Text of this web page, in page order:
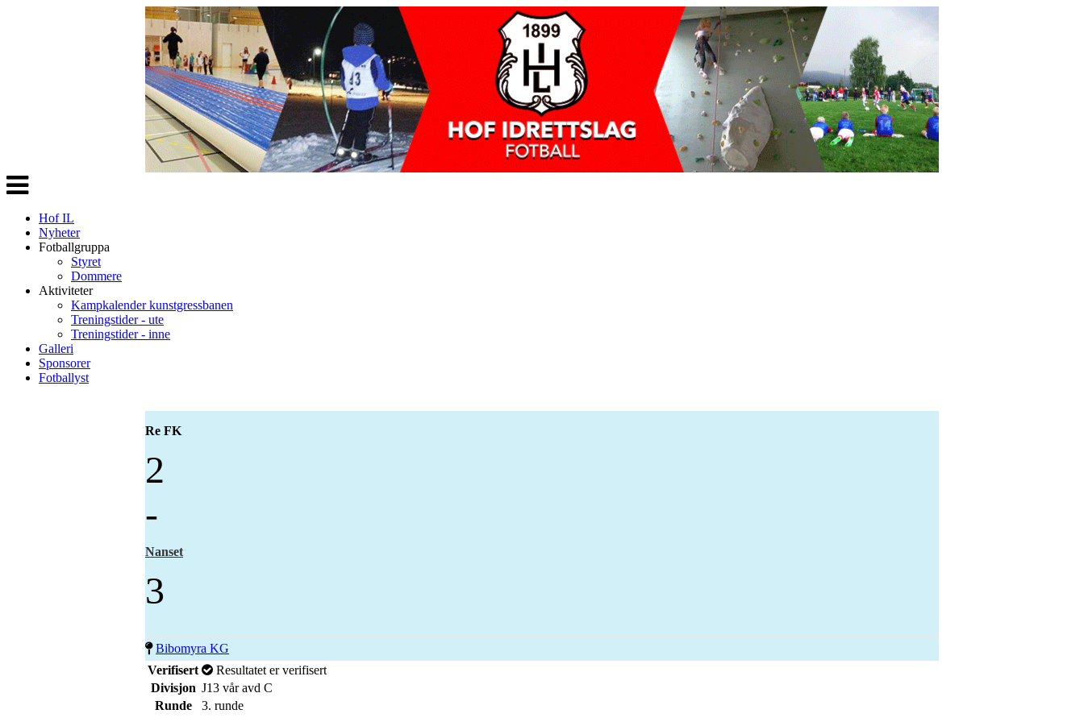
Veksle
navigasjon
Hof IL
Nyheter
Fotballgruppa
Styret
Dommere
Aktiviteter
Kampkalender kunstgressbanen
Treningstider - ute
Treningstider - inne
Galleri
Sponsorer
Fotballyst
Re FK
2
-
Nanset
3
Bibomyra KG
Verifisert
Resultatet er verifisert
Divisjon J13 vår avd C
Runde
3. runde